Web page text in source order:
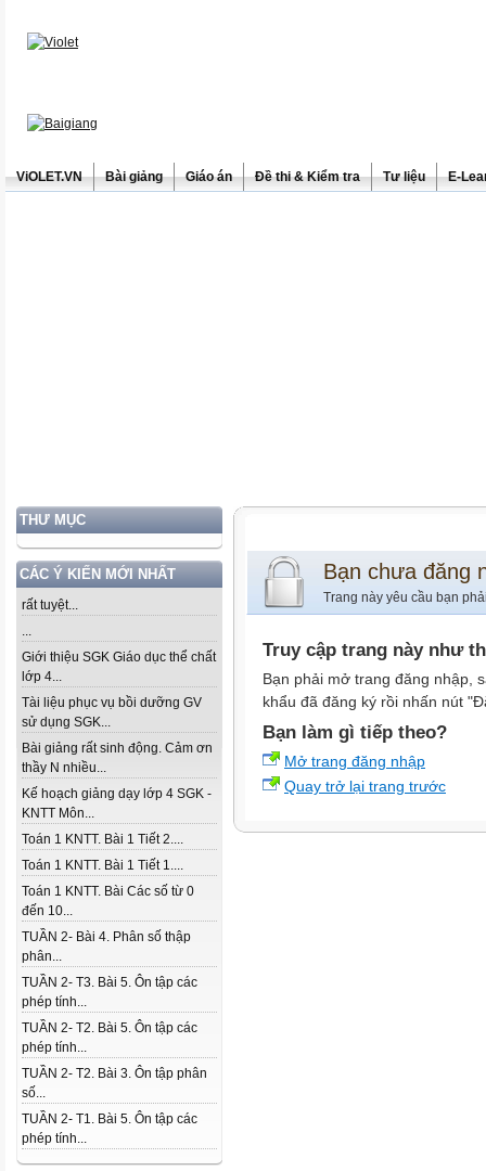
ViOLET.VN Bài giảng Giáo án Đề thi & Kiểm tra Tư liệu E-
THƯ MỤC
CÁC Ý KIẾN MỚI NHẤT
rất tuyệt...
...
Giới thiệu SGK Giáo dục thể chất
lớp 4...
Tài liệu phục vụ bồi dưỡng GV
sử dụng SGK...
Bài giảng rất sinh động. Cảm ơn
thầy N nhiều...
Kế hoạch giảng dạy lớp 4 SGK -
KNTT Môn...
Toán 1 KNTT. Bài 1 Tiết 2....
Toán 1 KNTT. Bài 1 Tiết 1....
Toán 1 KNTT. Bài Các số từ 0
đến 10...
TUẦN 2- Bài 4. Phân số thập
phân...
TUẦN 2- T3. Bài 5. Ôn tập các
phép tính...
TUẦN 2- T2. Bài 5. Ôn tập các
phép tính...
TUẦN 2- T2. Bài 3. Ôn tập phân
số...
TUẦN 2- T1. Bài 5. Ôn tập các
phép tính...
Bạn chưa đăng
Trang này yêu cầu bạn
Truy cập trang này như
Bạn phải mở trang đăng nhập,
khẩu đã đăng ký rồi nhấn nút
Bạn làm gì tiếp theo?
Mở trang đăng nhập
Quay trở lại trang trước